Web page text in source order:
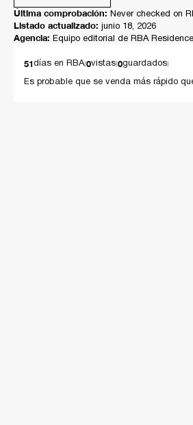
Materiales premium
Un ingreso inolvidable. Un hermoso ingreso
y nulo mantenimiento te da la bienvenida.
iluminación natural que baña todos los
comedor se da de manera orgánica bajo
Última comprobación: Never checked on
Listado actualizado: junio 18, 2026
Agencia: Equipo editorial de RBA
51días en RBA|0vistas|0guardados|
Es probable que se venda más rápido